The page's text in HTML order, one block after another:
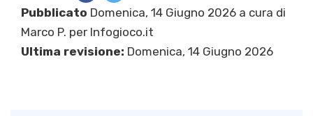
Pubblicato Domenica, 14 Giugno 2026 a cura di
Marco P. per Infogioco.it
Ultima revisione: Domenica, 14 Giugno 2026